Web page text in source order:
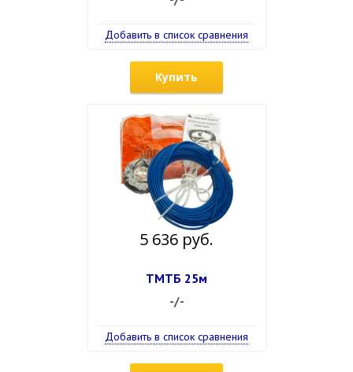
Добавить в список сравнения
Купить
5 636 руб.
ТМТБ 25м
-/-
Добавить в список сравнения